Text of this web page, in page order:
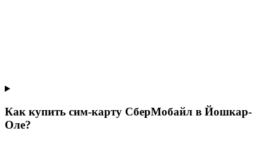
Как купить сим-карту СберМобайл в Йошкар-
Оле?